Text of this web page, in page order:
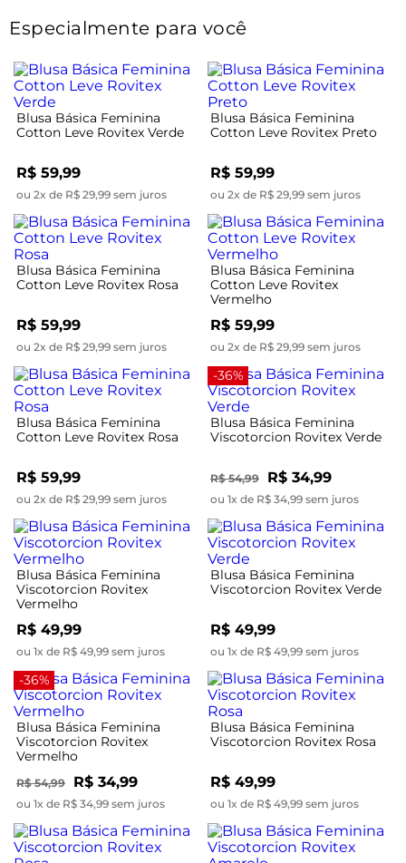
Especialmente para você
Blusa Básica Feminina
Cotton Leve Rovitex Verde
R$ 59,99
ou 2x de R$ 29,99 sem juros
Blusa Básica Feminina
Cotton Leve Rovitex Preto
R$ 59,99
ou 2x de R$ 29,99 sem juros
Blusa Básica Feminina
Cotton Leve Rovitex Rosa
R$ 59,99
ou 2x de R$ 29,99 sem juros
Blusa Básica Feminina
Cotton Leve Rovitex
Vermelho
R$ 59,99
ou 2x de R$ 29,99 sem juros
Blusa Básica Feminina
Cotton Leve Rovitex Rosa
R$ 59,99
ou 2x de R$ 29,99 sem juros
-36%
Blusa Básica Feminina
Viscotorcion Rovitex Verde
R$ 54,99 R$ 34,99
ou 1x de R$ 34,99 sem juros
Blusa Básica Feminina
Viscotorcion Rovitex
Vermelho
R$ 49,99
ou 1x de R$ 49,99 sem juros
Blusa Básica Feminina
Viscotorcion Rovitex Verde
R$ 49,99
ou 1x de R$ 49,99 sem juros
-36%
Blusa Básica Feminina
Viscotorcion Rovitex
Vermelho
R$ 54,99 R$ 34,99
ou 1x de R$ 34,99 sem juros
Blusa Básica Feminina
Viscotorcion Rovitex Rosa
R$ 49,99
ou 1x de R$ 49,99 sem juros